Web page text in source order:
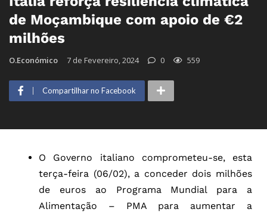
de Moçambique com apoio de €2
milhões
O.Económico 7 de Fevereiro, 2024 0 559
Compartilhar no Facebook
O Governo italiano comprometeu-se, esta
terça-feira (06/02), a conceder dois milhões
de euros ao Programa Mundial para a
Alimentação – PMA para aumentar a